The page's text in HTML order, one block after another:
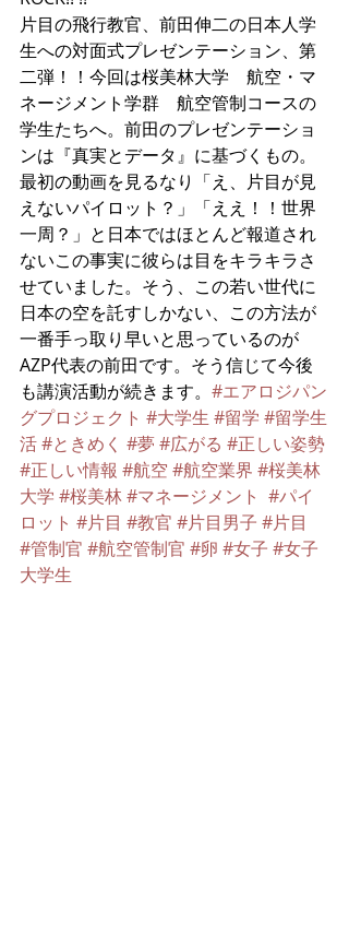
片目の飛行教官、前田伸二の日本人学
生への対面式プレゼンテーション、第
二弾！！今回は桜美林大学　航空・マ
ネージメント学群　航空管制コースの
学生たちへ。前田のプレゼンテーショ
ンは『真実とデータ』に基づくもの。
最初の動画を見るなり「え、片目が見
えないパイロット？」「ええ！！世界
一周？」と日本ではほとんど報道され
ないこの事実に彼らは目をキラキラさ
せていました。そう、この若い世代に
日本の空を託すしかない、この方法が
一番手っ取り早いと思っているのが
AZP代表の前田です。そう信じて今後
も講演活動が続きます。 #エアロジパン
グプロジェクト #大学生 #留学 #留学生
活#ときめく #夢#広がる #正しい姿勢
#正しい情報 #航空 #航空業界 #桜美林
大学 #桜美林#マネージメント #パイ
ロット #片目 #教官 #片目男子 #片目
#管制官 #航空管制官 #卵 #女子 #女子
大学生